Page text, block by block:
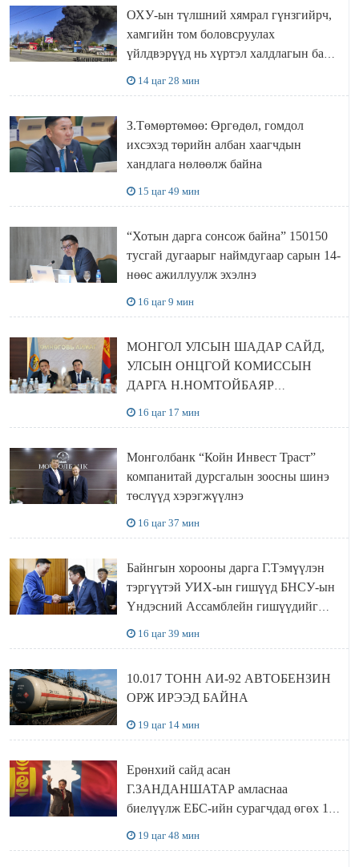
ОХУ-ын түлшний хямрал гүнзгийрч,
хамгийн том боловсруулах
үйлдвэрүүд нь хүртэл халдлагын бай
14 цаг 28 мин
З.Төмөртөмөө: Өргөдөл, гомдол
ихсэхэд төрийн албан хаагчдын
хандлага нөлөөлж байна
15 цаг 49 мин
“Хотын дарга сонсож байна” 150150
тусгай дугаарыг наймдугаар сарын 14-
нөөс ажиллуулж эхэлнэ
16 цаг 9 мин
МОНГОЛ УЛСЫН ШАДАР САЙД,
УЛСЫН ОНЦГОЙ КОМИССЫН
ДАРГА Н.НОМТОЙБАЯР
16 цаг 17 мин
Монголбанк “Койн Инвест Траст”
компанитай дурсгалын зоосны шинэ
төслүүд хэрэгжүүлнэ
16 цаг 37 мин
Байнгын хорооны дарга Г.Тэмүүлэн
тэргүүтэй УИХ-ын гишүүд БНСУ-ын
Үндэсний Ассамблейн гишүүдийг
16 цаг 39 мин
10.017 ТОНН АИ-92 АВТОБЕНЗИН
ОРЖ ИРЭЭД БАЙНА
19 цаг 14 мин
Ерөнхий сайд асан
Г.ЗАНДАНШАТАР амласнаа
биелүүлж ЕБС-ийн сурагчдад өгөх 10.
19 цаг 48 мин